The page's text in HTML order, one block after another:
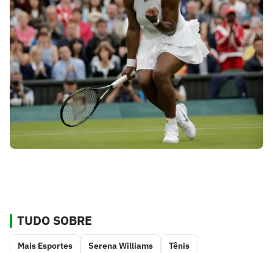
TUDO SOBRE
Mais Esportes Serena Williams Tênis